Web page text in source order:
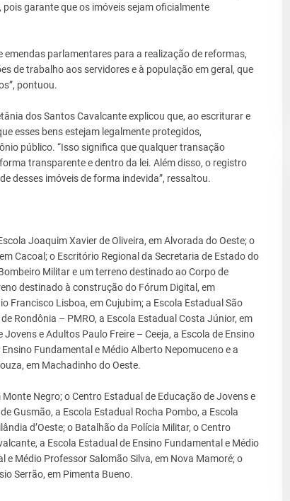
garante que os imóveis sejam oficialmente
emendas parlamentares para a realização de reformas,
de trabalho aos servidores e à população em geral, que
pontuou.
dos Santos Cavalcante explicou que, ao escriturar e
esses bens estejam legalmente protegidos,
público. “Isso significa que qualquer transação
transparente e dentro da lei. Além disso, o registro
desses imóveis de forma indevida”, ressaltou.
Joaquim Xavier de Oliveira, em Alvorada do Oeste; o
Cacoal; o Escritório Regional da Secretaria de Estado do
Militar e um terreno destinado ao Corpo de
destinado à construção do Fórum Digital, em
Francisco Lisboa, em Cujubim; a Escola Estadual São
Rondônia – PMRO, a Escola Estadual Costa Júnior, em
e Adultos Paulo Freire – Ceeja, a Escola de Ensino
Fundamental e Médio Alberto Nepomuceno e a
em Machadinho do Oeste.
Negro; o Centro Estadual de Educação de Jovens e
Gusmão, a Escola Estadual Rocha Pombo, a Escola
d’Oeste; o Batalhão da Polícia Militar, o Centro
a Escola Estadual de Ensino Fundamental e Médio
e Médio Professor Salomão Silva, em Nova Mamoré; o
Serrão, em Pimenta Bueno.